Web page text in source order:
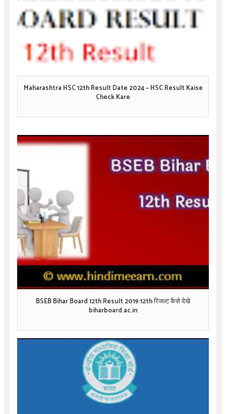
Maharashtra HSC 12th Result Date 2024 – HSC Result Kaise
Check Kare
BSEB Bihar Board 12th Result 2019:12th रिजल्ट कैसे देखे
biharboard.ac.in